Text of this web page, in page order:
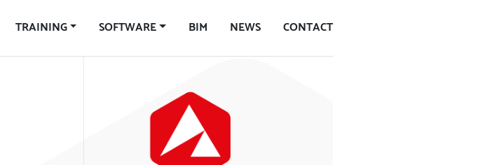
TRAINING SOFTWARE BIM NEWS CONTACT